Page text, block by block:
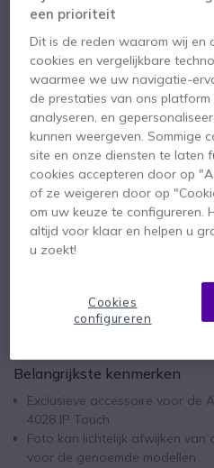
Oplader voor Alcatel IP
24,95 € ex. BTW 30,19 €
IN
OFFERTE
16 productenop voorraad
1 jaar
Belangrijkste kenmerken
Exclusieve accessoire voor de
4028 IP Touch
Foto kan lichtelijk afwijken van de realiteit
voor de genoemde modellen
een prioriteit
Dit is de reden waarom wij en
cookies en vergelijkbare
waarmee we uw navigatie-
de prestaties van ons platform
analyseren, en
kunnen weergeven. Sommige
site en onze diensten te laten
cookies accepteren door op
of ze weigeren door op
om uw keuze te configureren.
altijd voor klaar en helpen u
u zoekt!
Cookies
configureren